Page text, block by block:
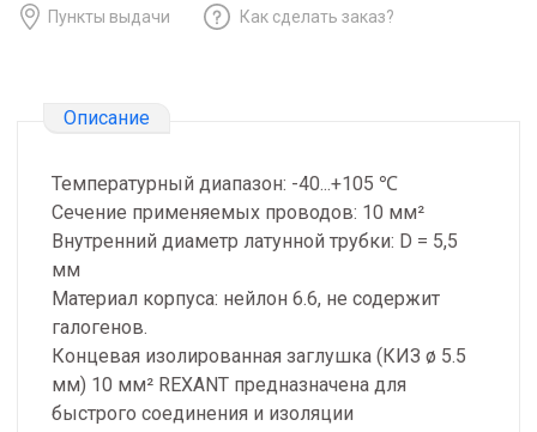
Пункты выдачи Как сделать заказ?
Описание
Температурный диапазон: -40...+105 ℃
Сечение применяемых проводов: 10 мм²
Внутренний диаметр латунной трубки: D = 5,5
мм
Материал корпуса: нейлон 6.6, не содержит
галогенов.
Концевая изолированная заглушка (КИЗ ø 5.5
мм) 10 мм² REXANT предназначена для
быстрого соединения и изоляции